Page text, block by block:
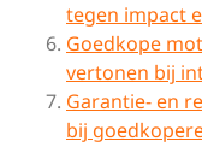
tegen impact
Goedkope
vertonen bij
Garantie- en
bij